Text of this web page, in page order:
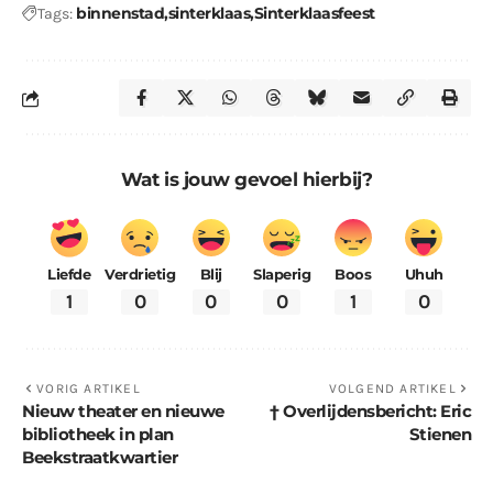
Tags: binnenstadsinterklaasSinterklaasfeest
Wat is jouw gevoel hierbij?
Liefde
1
Verdrietig
0
Blij
0
Slaperig
0
Boos
1
Uhuh
0
VORIG ARTIKEL
Nieuw theater en nieuwe
bibliotheek in plan
Beekstraatkwartier
VOLGEND ARTIKEL
† Overlijdensbericht: Eric
Stienen